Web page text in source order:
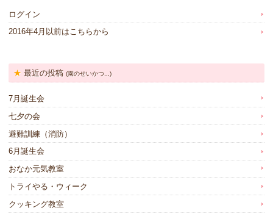
ログイン
2016年4月以前はこちらから
最近の投稿(園のせいかつ...)
7月誕生会
七夕の会
避難訓練（消防）
6月誕生会
おなか元気教室
トライやる・ウィーク
クッキング教室